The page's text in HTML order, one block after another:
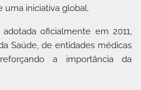
uma iniciativa global.
oficialmente em 2011,
Saúde, de entidades médicas
a importância da